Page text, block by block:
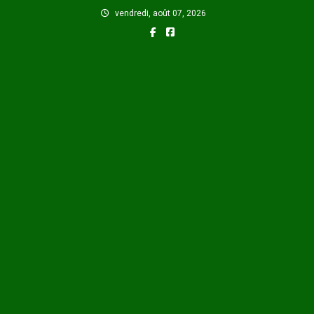
vendredi, août 07, 2026